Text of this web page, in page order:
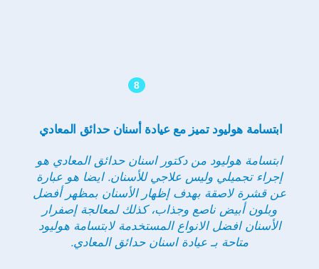
8
ابتسامة هوليود تميز مع عيادة أسنان حدائق المعادي
ابتسامة هوليود من دكتور اسنان حدائق المعادي هو
إجراء تجميلي وليس علاجي للأسنان. ايضا هو عبارة
عن قشرة لاصقة بهدف إظهار الأسنان بمظهر أفضل
وبلون أبيض ناصع وجذاب، كذلك لمعالجة إصفرار
الأسنان افضل الانواع المستخدمة لابتسامة هوليود
متاحة بـ عيادة اسنان حدائق المعادي.